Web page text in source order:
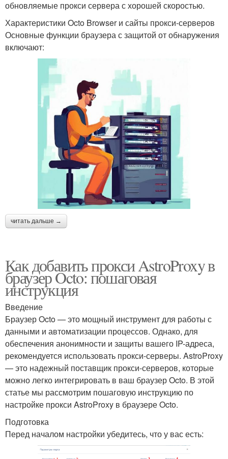
обновляемые прокси сервера с хорошей скоростью.
Характеристики Octo Browser и сайты прокси-серверов
Основные функции браузера с защитой от обнаружения
включают:
читать дальше →
Как добавить прокси AstroProxy в
браузер Octo: пошаговая
инструкция
Введение
Браузер Octo — это мощный инструмент для работы с
данными и автоматизации процессов. Однако, для
обеспечения анонимности и защиты вашего IP-адреса,
рекомендуется использовать прокси-серверы. AstroProxy
— это надежный поставщик прокси-серверов, которые
можно легко интегрировать в ваш браузер Octo. В этой
статье мы рассмотрим пошаговую инструкцию по
настройке прокси AstroProxy в браузере Octo.
Подготовка
Перед началом настройки убедитесь, что у вас есть: